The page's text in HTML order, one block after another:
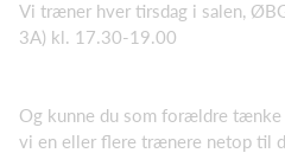
Vi træner hver tirsdag i salen,
3A) kl. 17.30-19.00
Og kunne du som forældre
vi en eller flere trænere netop til